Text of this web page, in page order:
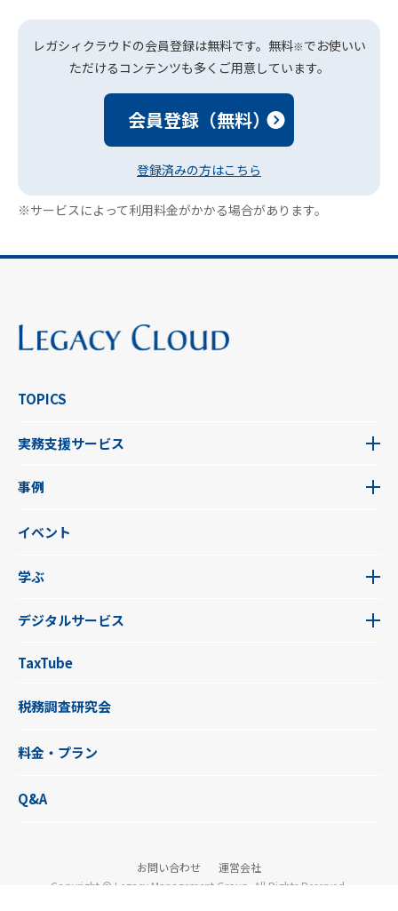
レガシィクラウドの会員登録は無料です。無料※でお使いい
ただけるコンテンツも多くご用意しています。
会員登録（無料）
登録済みの方はこちら
※サービスによって利用料金がかかる場合があります。
TOPICS
実務支援サービス
事例
イベント
学ぶ
デジタルサービス
TaxTube
税務調査研究会
料金・プラン
Q&A
お問い合わせ
運営会社
Copyright © Legacy Management Group. All Rights Reserved.